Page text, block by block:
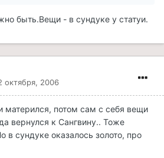
быть.Вещи - в сундуке у статуи.
октября, 2006
матерился, потом сам с себя вещи
вернулся к Сангвину.. Тоже
в сундуке оказалось золото, про